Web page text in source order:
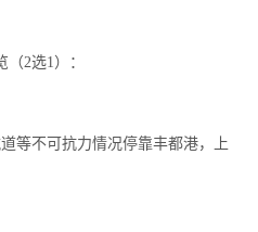
2选1）：
等不可抗力情况停靠丰都港，上